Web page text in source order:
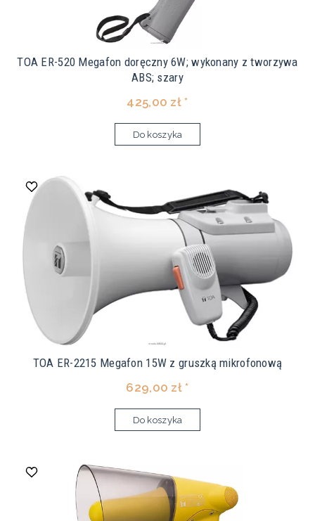
TOA ER-520 Megafon doręczny 6W; wykonany z tworzywa
ABS; szary
425,00 zł *
Do koszyka
TOA ER-2215 Megafon 15W z gruszką mikrofonową
629,00 zł *
Do koszyka